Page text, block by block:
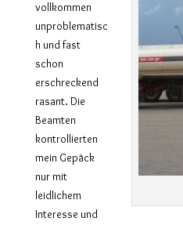
vollkommen
unproblematisc
h und fast
schon
erschreckend
rasant. Die
Beamten
kontrollierten
mein Gepäck
nur mit
leidlichem
Interesse und